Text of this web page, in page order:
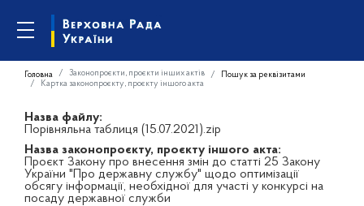
Головна Законопроєкти, проєкти інших актів
Пошук за реквізитами
Картка законопроєкту, проєкту іншого акта
Назва файлу:
Порівняльна таблиця (15.07.2021).zip
Назва законопроєкту, проєкту іншого акта:
Проєкт Закону про внесення змін до статті 25 Закону
України "Про державну службу" щодо оптимізації
обсягу інформації, необхідної для участі у конкурсі на
посаду державної служби